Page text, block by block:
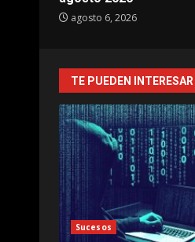
agosto 6, 2026
TE PUEDEN INTERESAR
Sucesos